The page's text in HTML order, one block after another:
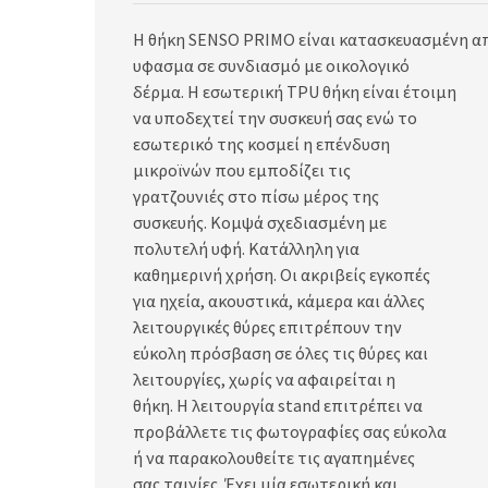
Η θήκη SENSO PRIMO είναι κατασκευασμένη
υφασμα σε συνδιασμό με οικολογικό
δέρμα. Η εσωτερική TPU θήκη είναι έτοιμη
να υποδεχτεί την συσκευή σας ενώ το
εσωτερικό της κοσμεί η επένδυση
μικροϊνών που εμποδίζει τις
γρατζουνιές στο πίσω μέρος της
συσκευής. Κομψά σχεδιασμένη με
πολυτελή υφή. Κατάλληλη για
καθημερινή χρήση. Οι ακριβείς εγκοπές
για ηχεία, ακουστικά, κάμερα και άλλες
λειτουργικές θύρες επιτρέπουν την
εύκολη πρόσβαση σε όλες τις θύρες και
λειτουργίες, χωρίς να αφαιρείται η
θήκη. Η λειτουργία stand επιτρέπει να
προβάλλετε τις φωτογραφίες σας εύκολα
ή να παρακολουθείτε τις αγαπημένες
σας ταινίες. Έχει μία εσωτερική και